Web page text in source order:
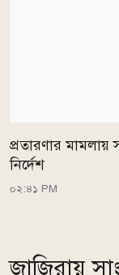
প্রতারণার
নির্দেশ
০২:৪১ PM
জাজিরায়